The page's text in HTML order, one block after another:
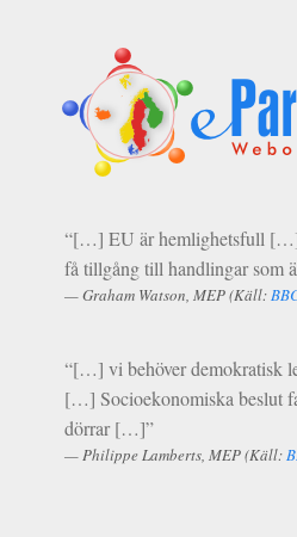
“[…] EU är hem­lighets­full […]
få tillgång till han­dlin­gar som
Gra­ham Wat­son, MEP (Käll:
“[…] vi behöver demokratisk
[…] Socio­ekonomiska beslut
dörrar […]”
Philippe Lam­berts, MEP (Käll: